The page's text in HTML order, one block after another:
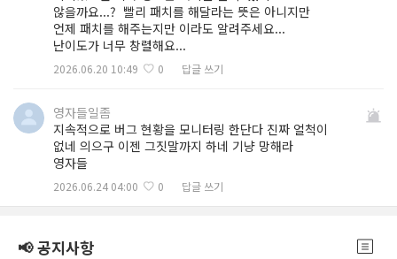
않을까요...? 빨리 패치를 해달라는 뜻은 아니지만
언제 패치를 해주는지만 이라도 알려주세요...
난이도가 너무 창렬해요...
2026.06.20 10:49 0 답글 쓰기
영자들일좀
지속적으로 버그 현황을 모니터링 한단다 진짜 얼척이
없네 의으구 이젠 그짓말까지 하네 기냥 망해라
영자들
2026.06.24 04:00 0 답글 쓰기
📢 공지사항